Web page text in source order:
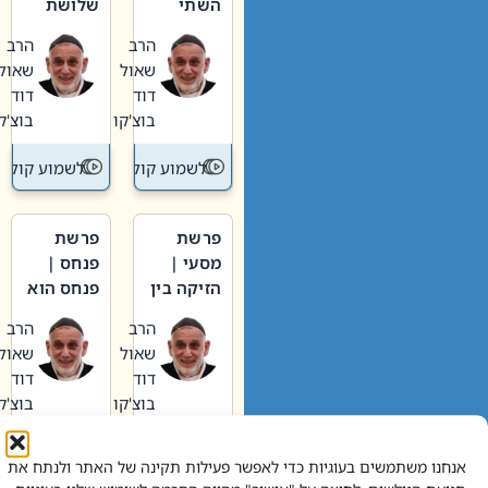
אנחנו משתמשים בעוגיות כדי לאפשר פעילות תקינה של האתר ולנתח את
וערב של
חיינו
הרב
שאול
דוד
בוצ'קו
לשמוע קול תורה – מדרש
האבות
הרב
שאול
דוד
בוצ'קו
לשמוע קול
פרשת
מסעי |
הזיקה בין
הגדול לעם הרב
שאול
דוד
בוצ'קו
לשמוע קול תורה – מדרש
פרשת
פנחס |
פנחס הוא
אליהו: בין
קנאות
הורסת
לקנאות
בונה
הרב
שאול
דוד
בוצ'קו
לשמוע קול